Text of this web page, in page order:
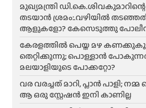
മുഖ്യമന്ത്രി
തടയാൻ ശ്രമം:.വഴിയിൽ
ആളുകളോ? കേസെടുത്തു
കേരളത്തിൽ പെയ്ത മഴ
തെറ്റിക്കുന്നു; പൊള്ളാൻ
മലയാളിയുടെ പോക്കറ്റോ?
വര വരച്ചത് മാറി, പ്ലാൻ പാളി;
ആ ഒരു സ്റ്റേഷൻ ഇനി കാണില്ല